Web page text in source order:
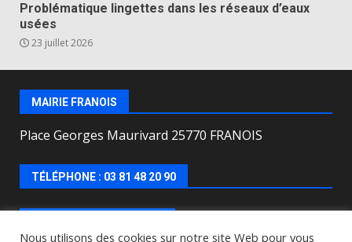
Problématique lingettes dans les réseaux d’eaux
usées
23 juillet 2026
MAIRIE FRANOIS
Place Georges Maurivard 25770 FRANOIS
TÉLÉPHONE : 03 81 48 20 90
Nous utilisons des cookies sur notre site Web pour vous